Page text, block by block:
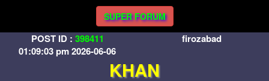
SUPER FORUM
POST ID : 398411
01:09:03 pm 2026-06-06
firozabad
KHAN